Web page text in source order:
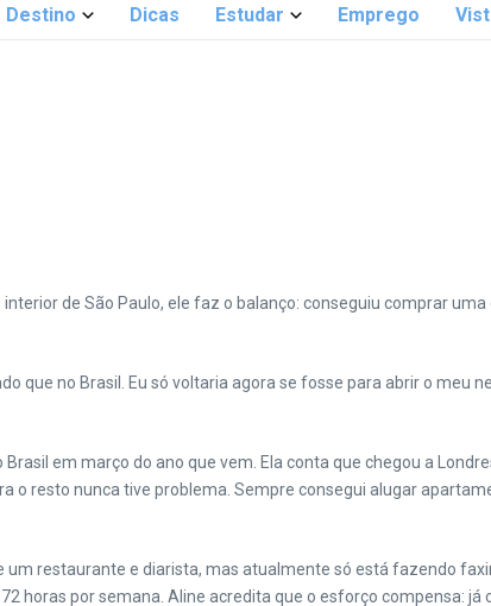
Destino Dicas Estudar Emprego
de São Paulo, ele faz o balanço: conseguiu comprar
que no Brasil. Eu só voltaria agora se fosse para abrir o meu
em março do ano que vem. Ela conta que chegou a
o resto nunca tive problema. Sempre consegui alugar
restaurante e diarista, mas atualmente só está fazendo
horas por semana. Aline acredita que o esforço compensa: já